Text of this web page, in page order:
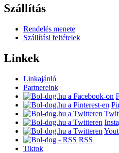
Szállítás
Rendelés menete
Szállítási feltételek
Linkek
Linkajánló
Partnereink
RSS
Tiktok